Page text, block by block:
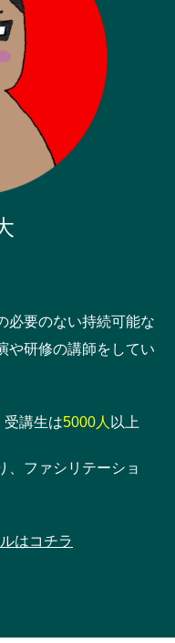
必要のない持続可能な
や研修の講師をしてい
受講生は5000人 以上
、ファシリテーショ
はコチラ